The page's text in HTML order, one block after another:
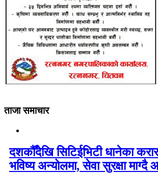
ताजा समाचार
दशकौँदेखि सिटिईभिटी धानेका करार
भविष्य अन्योलमा, सेवा सुरक्षा माग्दै